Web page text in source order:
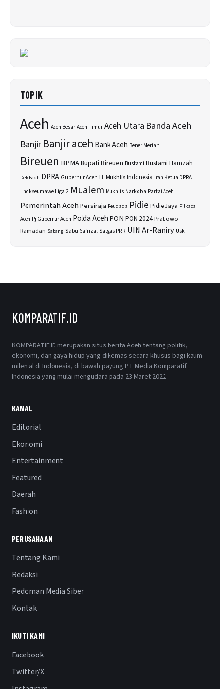
TOPIK
Aceh Aceh BesarAceh TimurAceh Utara Banda Aceh
BanjirBanjir aceh Bank Aceh Bener Meriah
Bireuen BPMABupati Bireuen Bustami Bustami Hamzah
Dek Fadh DPRA Gubernur Aceh H. MukhlisIndonesia Iran Ketua DPRA
Lhokseumawe Liga 2 Mualem Mukhlis Narkoba Partai Aceh
Pemerintah AcehPersiraja Peudada Pidie Pidie Jaya Pilkada
Aceh Pj Gubernur Aceh Polda Aceh PON PON 2024Prabowo
Ramadan Sabang Sabu Safrizal Satgas PRR UIN Ar-Raniry Usk
KOMPARATIF.ID
KOMPARATIF.ID merupakan situs berita Aceh tentang politik,
ekonomi, dan gaya hidup yang dikemas secara khusus bagi kaum
milenial di Indonesia, di bawah payung PT Media Komparatif
Indonesia yang mulai mengudara pada 23 Maret 2022
KANAL
Editorial
Ekonomi
Entertainment
Featured
Daerah
Fashion
PERUSAHAAN
Tentang Kami
Redaksi
Pedoman Media Siber
Kontak
IKUTI KAMI
Facebook
Twitter/X